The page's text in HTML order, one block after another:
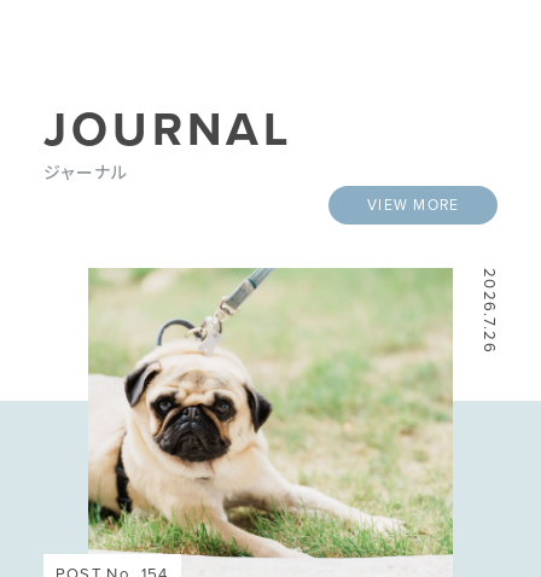
JOURNAL
ジャーナル
2026.7.26
VIEW MORE